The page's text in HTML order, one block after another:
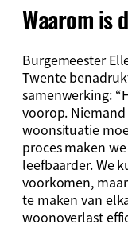
Waarom is
Burgemeester
Twente
samenwerking:
voorop.
woonsituatie
proces maken
leefbaarder. We
voorkomen,
te maken van
woonoverlast